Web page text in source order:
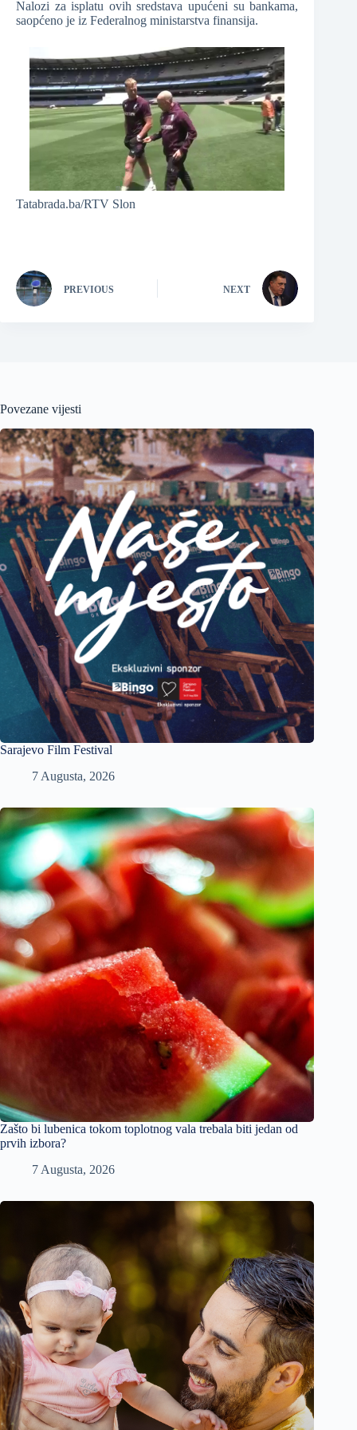
Nalozi za isplatu ovih sredstava upućeni su bankama,
saopćeno je iz Federalnog ministarstva finansija.
Tatabrada.ba/RTV Slon
PREVIOUS NEXT
Povezane vijesti
Sarajevo Film Festival
7 Augusta, 2026
Zašto bi lubenica tokom toplotnog vala trebala biti jedan od
prvih izbora?
7 Augusta, 2026